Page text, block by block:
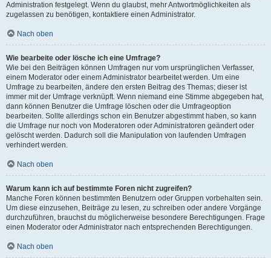
Administration festgelegt. Wenn du glaubst, mehr Antwortmöglichkeiten als
zugelassen zu benötigen, kontaktiere einen Administrator.
Nach oben
Wie bearbeite oder lösche ich eine Umfrage?
Wie bei den Beiträgen können Umfragen nur vom ursprünglichen Verfasser,
einem Moderator oder einem Administrator bearbeitet werden. Um eine
Umfrage zu bearbeiten, ändere den ersten Beitrag des Themas; dieser ist
immer mit der Umfrage verknüpft. Wenn niemand eine Stimme abgegeben hat,
dann können Benutzer die Umfrage löschen oder die Umfrageoption
bearbeiten. Sollte allerdings schon ein Benutzer abgestimmt haben, so kann
die Umfrage nur noch von Moderatoren oder Administratoren geändert oder
gelöscht werden. Dadurch soll die Manipulation von laufenden Umfragen
verhindert werden.
Nach oben
Warum kann ich auf bestimmte Foren nicht zugreifen?
Manche Foren können bestimmten Benutzern oder Gruppen vorbehalten sein.
Um diese einzusehen, Beiträge zu lesen, zu schreiben oder andere Vorgänge
durchzuführen, brauchst du möglicherweise besondere Berechtigungen. Frage
einen Moderator oder Administrator nach entsprechenden Berechtigungen.
Nach oben